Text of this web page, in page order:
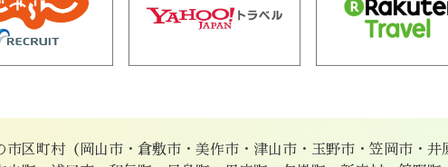
市区町村（岡山市・倉敷市・美作市・津山市・玉野市・笠岡市・